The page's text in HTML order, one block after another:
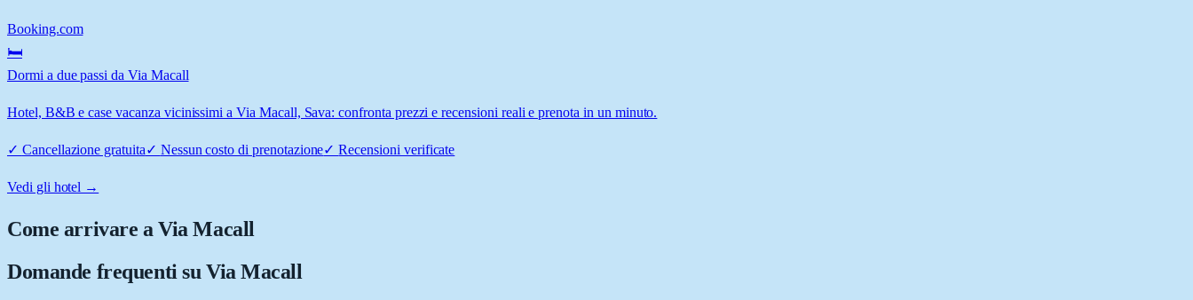
Booking.com
🛏️
Dormi a due passi da Via Macall
Hotel, B&B e case vacanza vicinissimi a Via Macall, Sava: confronta prezzi e recensioni reali e prenota in un minuto.
✓ Cancellazione gratuita✓ Nessun costo di prenotazione✓Recensioni verificate
Vedi gli hotel →
Come arrivare aVia Macall
Domande frequenti su Via Macall